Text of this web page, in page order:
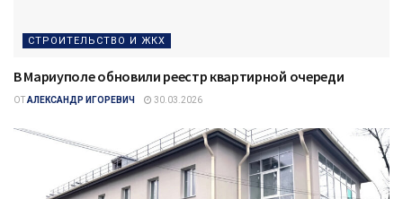
СТРОИТЕЛЬСТВО И ЖКХ
В Мариуполе обновили реестр квартирной очереди
ОТ АЛЕКСАНДР ИГОРЕВИЧ 30.03.2026